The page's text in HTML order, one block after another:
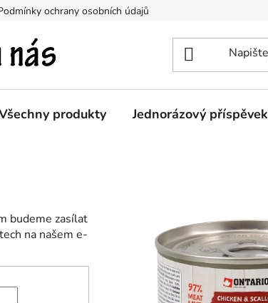
ochrany osobních údajů
produkty Jednorázový příspěvek
budeme zasílat
na našem e-